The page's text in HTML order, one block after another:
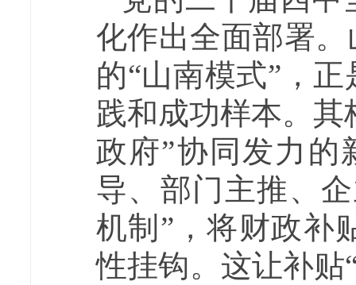
化作出全面部署
的“山南模式”，
践和成功样本。其
政府”协同发力的
导、部门主推、
机制”，将财政补
性挂钩。这让补贴